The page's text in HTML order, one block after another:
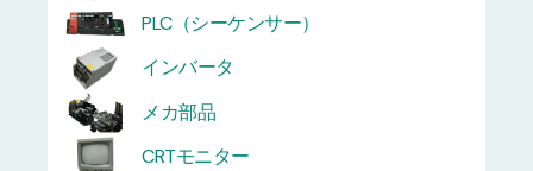
PLC（シーケンサー）
インバータ
メカ部品
CRTモニター